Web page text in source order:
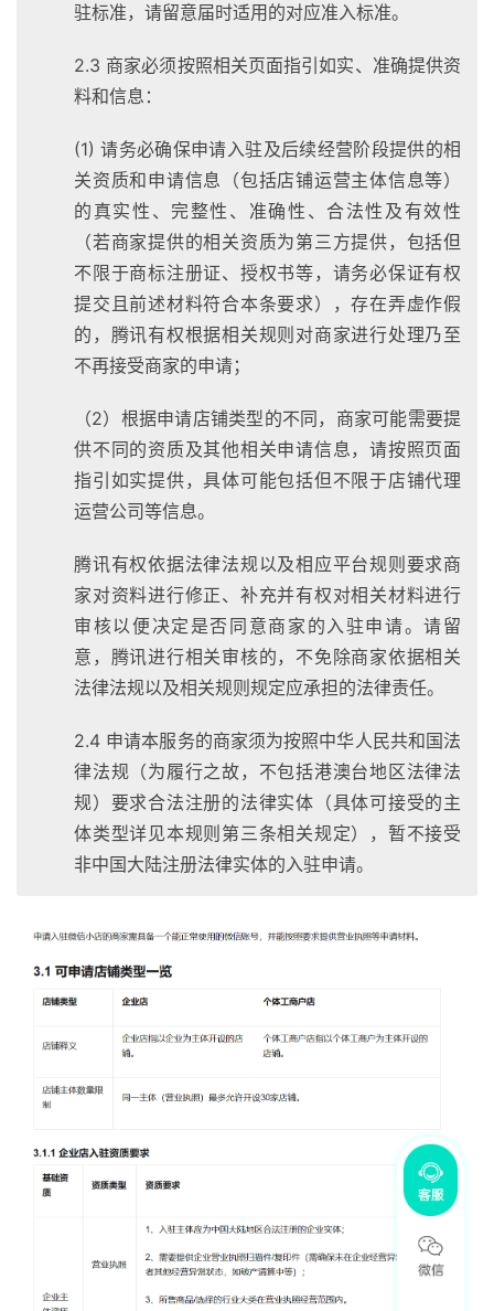
驻标准，请留意届时适用的对应准入标准。
2.3 商家必须按照相关页面指引如实、准确提供资
料和信息：
(1) 请务必确保申请入驻及后续经营阶段提供的相
关资质和申请信息（包括店铺运营主体信息等）
的真实性、完整性、准确性、合法性及有效性
（若商家提供的相关资质为第三方提供，包括但
不限于商标注册证、授权书等，请务必保证有权
提交且前述材料符合本条要求），存在弄虚作假
的，腾讯有权根据相关规则对商家进行处理乃至
不再接受商家的申请；
（2）根据申请店铺类型的不同，商家可能需要提
供不同的资质及其他相关申请信息，请按照页面
指引如实提供，具体可能包括但不限于店铺代理
运营公司等信息。
腾讯有权依据法律法规以及相应平台规则要求商
家对资料进行修正、补充并有权对相关材料进行
审核以便决定是否同意商家的入驻申请。请留
意，腾讯进行相关审核的，不免除商家依据相关
法律法规以及相关规则规定应承担的法律责任。
2.4 申请本服务的商家须为按照中华人民共和国法
律法规（为履行之故，不包括港澳台地区法律法
规）要求合法注册的法律实体（具体可接受的主
体类型详见本规则第三条相关规定），暂不接受
非中国大陆注册法律实体的入驻申请。